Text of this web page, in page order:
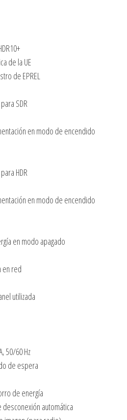
de la UE
de EPREL
SDR
en modo de encendido
HDR
en modo de encendido
en modo apagado
red
utilizada
50/60 Hz
de espera
de energía
automática